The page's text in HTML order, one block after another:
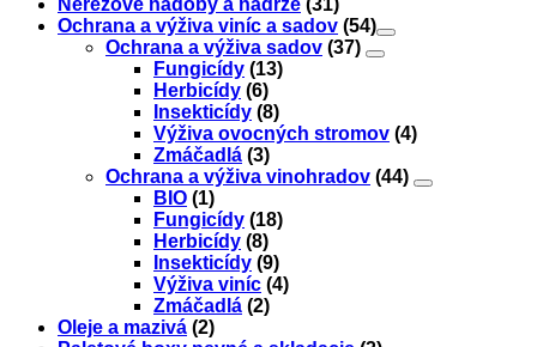
Nerezové nádoby a nádrže (31)
Ochrana a výživa viníc a sadov (54)
Ochrana a výživa sadov (37)
Fungicídy (13)
Herbicídy (6)
Insekticídy (8)
Výživa ovocných stromov (4)
Zmáčadlá (3)
Ochrana a výživa vinohradov (44)
BIO (1)
Fungicídy (18)
Herbicídy (8)
Insekticídy (9)
Výživa viníc (4)
Zmáčadlá (2)
Oleje a mazivá (2)